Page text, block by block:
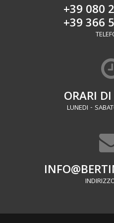
+39 080
+39 366
ORARI
LUNEDI -